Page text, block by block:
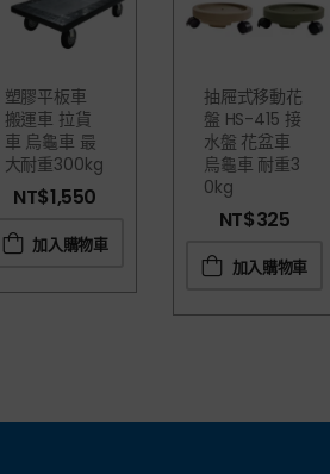
塑膠平板車
搬運車 拉貨
車 烏龜車 最
大耐重300kg
NT$1,550
加入購物車
抽屜式移動花
盤 HS-415 接
水盤 花盆車
烏龜車 耐重3
0kg
NT$325
加入購物車